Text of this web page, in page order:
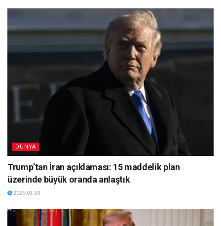
DÜNYA
Trump’tan İran açıklaması: 15 maddelik plan
üzerinde büyük oranda anlaştık
2026-03-30